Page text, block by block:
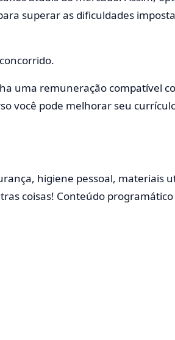
superar as dificuldades
uma remuneração compatível
você pode melhorar seu
higiene pessoal, materiais
coisas! Conteúdo programático